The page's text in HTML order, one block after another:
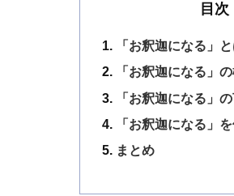
目次
「お釈迦になる」
「お釈迦になる」
「お釈迦になる」
「お釈迦になる」
まとめ